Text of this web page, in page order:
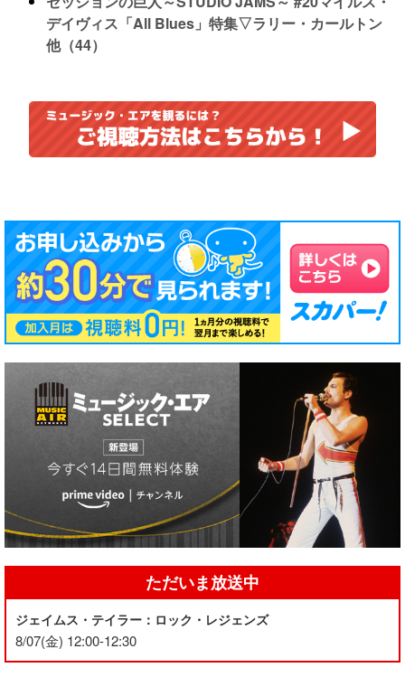
デイヴィス「All Blues」特集▽ラリー・カールトン
他（44）
ただいま放送中
ジェイムス・テイラー：ロック・レジェンズ
8/07(金) 12:00-12:30